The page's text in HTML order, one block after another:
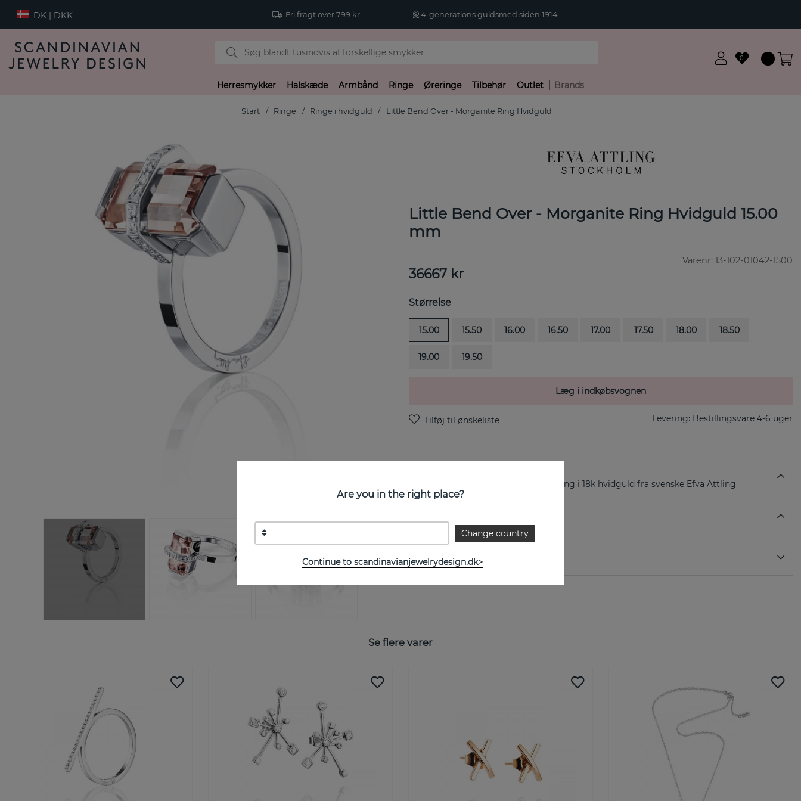
DK | DKK Fri fragt over 799 kr 4. generations guldsmed siden 1914
0
Herresmykker Halskæde Armbånd Ringe Øreringe Tilbehør Outlet Brands
Start Ringe Ringe i hvidguld Little Bend Over - Morganite Ring Hvidguld
Little Bend Over - Morganite Ring Hvidguld 15.00
mm
Varenr: 13-102-01042-1500
36667 kr
Størrelse
15.00 15.50 16.00 16.50 17.00 17.50 18.00 18.50
19.00 19.50
Læg i indkøbsvognen
Levering: Bestillingsvare 4-6 uger
Little Bend Over-Morganite er en ring i 18k hvidguld fra svenske Efva Attling
STØRRELSESGUIDE
Se flere varer
Are you in the right place?
Change country
Continue to scandinavianjewelrydesign.dk>